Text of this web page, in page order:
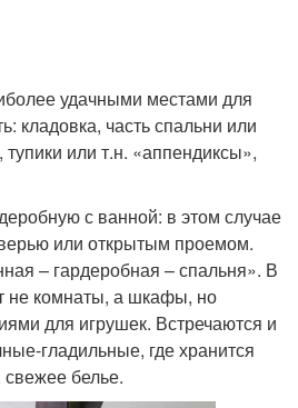
удачными местами для
кладовка, часть спальни или
или т.н. «аппендиксы»,
с ванной: в этом случае
или открытым проемом.
– гардеробная – спальня». В
не комнаты, а шкафы, но
для игрушек. Встречаются и
гладильные, где хранится
свежее белье.